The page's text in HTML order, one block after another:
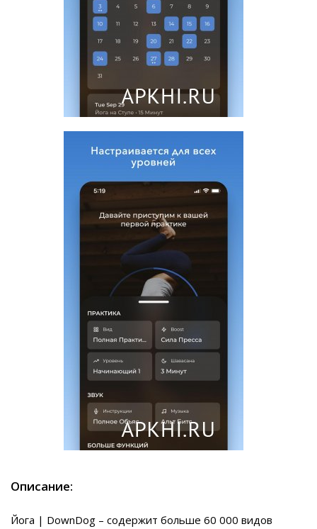
Описание:
Йога | DownDog – содержит больше 60 000 видов